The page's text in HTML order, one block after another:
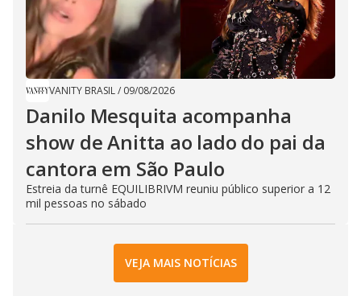
VANITY BRASIL/ 09/08/2026
Danilo Mesquita acompanha
show de Anitta ao lado do pai da
cantora em São Paulo
Estreia da turnê EQUILIBRIVM reuniu público superior a 12
mil pessoas no sábado
VEJA MAIS NOTÍCIAS